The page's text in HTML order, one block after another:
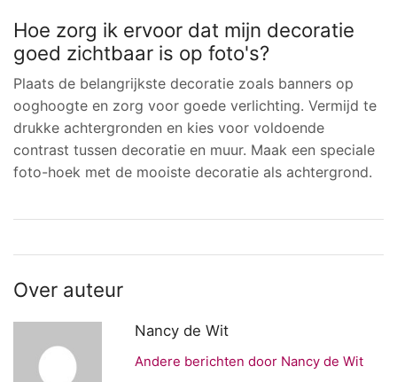
Hoe zorg ik ervoor dat mijn decoratie
goed zichtbaar is op foto's?
Plaats de belangrijkste decoratie zoals banners op
ooghoogte en zorg voor goede verlichting. Vermijd te
drukke achtergronden en kies voor voldoende
contrast tussen decoratie en muur. Maak een speciale
foto-hoek met de mooiste decoratie als achtergrond.
Over auteur
Nancy de Wit
Andere berichten door Nancy de Wit